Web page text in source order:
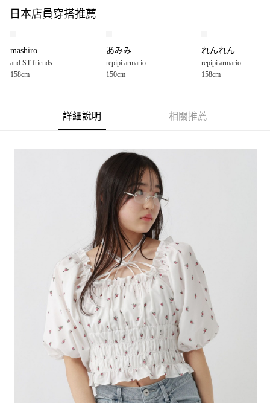
全盈+PAY
1.本服務由台灣大哥大提供，台灣大哥大用戶可立即使用無須另外申請。
2.付款方式選擇「大哥付你分期」，訂單成立後會自動跳轉到大哥付的交易
3.實際核准額度、可分期數及費用金額請依後續交易確認頁面所載為準。
4.訂單成立30分鐘內，如未前往確認交易或遇審核未通過，訂單將自動取
消。如遇「轉專審核」未通過狀況，表示未達大哥付你分期系統評分，恕無
1.分期款項不併入電信帳單，「大哥付你分期」於每月結算日後寄送繳費提
2.透過簡訊連結打開帳單後，可選擇「超商條碼／台灣大直營門市／銀行轉
帳／街口支付／iPASS MONEY」等通路繳費。
1.本服務係由「台灣大哥大股份有限公司」（以下簡稱本公司）所提供，讓
用戶於交易時，得透過本服務購買商品或服務，並由商店將買賣／分期付款
買賣價金債權讓與本公司後，依約使用本公司帳單繳交帳款。
2.基於同意付款使用「大哥付你分期」之契約關係目的，商店將以您的個人
資料（包含姓名、電話或地址）提供予台灣大哥大進項蒐集、處理及利用，
由本公司與您本人進行分期帳單所需資料之確認、核對及更正。
3.完整用戶服務條款，請詳閱以下連結： https://oppay.tw/userRule
AFTEE先享後付
３．安心：先確認商品／服務後，再付款。
【「AFTEE先享後付」結帳流程】
１．於結帳方式選擇「AFTEE先享後付」後，將跳轉至「AFTEE先享後付」
結帳頁面，進行簡訊認證並確認金額後，即可完成結帳。
２．訂單成立數日內，您將收到繳費通知簡訊。
３．收到繳費通知簡訊後14天內，點擊此簡訊中的連結，可透過四大超商／
ATM／網路銀行／等多元方式進行付款，方視為交易完成。
※ 請注意：結帳手續完成當下不需立刻繳費，但若您需要取消訂單，請聯絡
購買商品的店家。未經商家同意取消之訂單仍視為有效，需透過AFTEE先享
後付繳納相關費用。
※ 交易是否成功請以「AFTEE先享後付 」之結帳頁面顯示為準，若有關於
是否繳費成功／繳費後需取消欲退款等相關疑問，請聯繫「AFTEE先享後付
客戶支援中心」
https://netprotections.freshdesk.com/support/home
【注意事項】
１．透過由恩沛科技股份有限公司提供之「AFTEE先享後付」服務完成之交
易，需依本服務之必要範圍內提供個人資料，並將交易相關給付款項請求債
權轉讓予恩沛科技股份有限公司。
２．關於個人資料處理事宜，請瀏覽以下網址： https://aftee.tw/terms/#terms3
３．未成年的使用者請事先徵得法定代理人或監護人之同意方可使用
「AFTEE先享後付」，若未經同意申辦者引起之損失，本公司不負相關責
４．使用「AFTEE先享後付」時，將依據個別帳號之用戶狀況，依本公司即
全家 取貨付款
每筆NT$80，滿NT$888(含以上)免運費
每筆NT$80，滿NT$888(含以上)免運費
每筆NT$80，滿NT$1,500(含以上)免運費
每筆NT$80，滿NT$1,500(含以上)免運費
每筆NT$80，滿NT$1,500(含以上)免運費
日本店員穿搭推薦
mashiro
and ST friends
158cm
あみみ
repipi armario
150cm
れんれん
repipi armario
158cm
詳細說明 相關推薦